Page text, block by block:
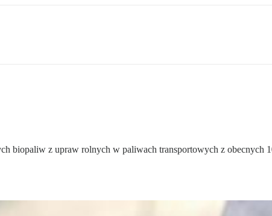
biopaliw z upraw rolnych w paliwach transportowych z obecnych